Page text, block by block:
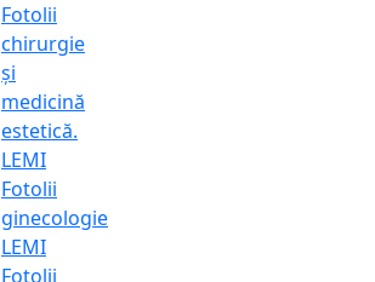
Fotolii
chirurgie
și
medicină
estetică.
LEMI
Fotolii
ginecologie
LEMI
Fotolii